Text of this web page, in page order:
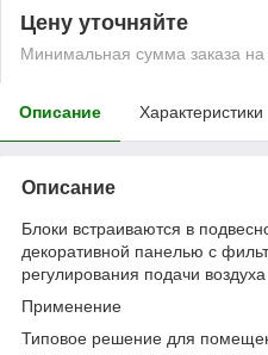
Цену уточняйте
Минимальная сумма заказа
Описание Характеристики
Описание
Блоки встраиваются в
декоративной панелью с
регулирования подачи воздуха
Применение
Типовое решение для